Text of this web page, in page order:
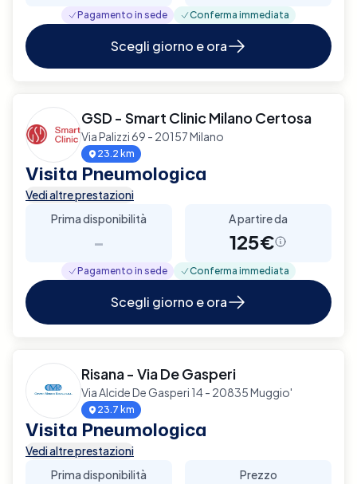
Pagamento in sede Conferma immediata
Scegli giorno e ora
GSD - Smart Clinic Milano Certosa
Via Palizzi 69 - 20157 Milano
23.2 km
Visita Pneumologica
Vedi altre prestazioni
Prima disponibilità
-
A partire da
125€
Pagamento in sede Conferma immediata
Scegli giorno e ora
Risana - Via De Gasperi
Via Alcide De Gasperi 14 - 20835 Muggio'
23.7 km
Visita Pneumologica
Vedi altre prestazioni
Prima disponibilità
Prezzo